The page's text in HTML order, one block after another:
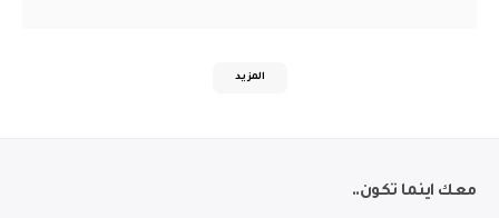
المزيد
معك اينما تكون..